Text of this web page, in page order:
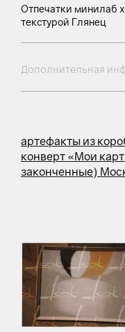
Отпечатки минилаб
текстурой Глянец
Дополнительная
артефакты из
конверт «Мои
законченные)